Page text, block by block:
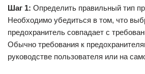
Шаг 1: Определить правильный тип
Необходимо убедиться в том, что
предохранитель совпадает с
Обычно требования к
руководстве пользователя или на